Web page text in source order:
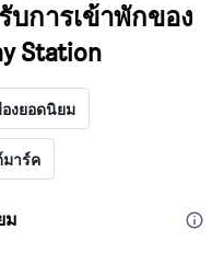
การเข้าพักของ
Station
องยอดนิยม
าร์ค
ม